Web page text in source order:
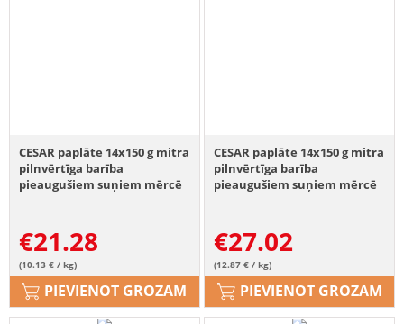
CESAR paplāte 14x150 g mitra
pilnvērtīga barība
pieaugušiem suņiem mērcē
€21.28
(10.13 € / kg)
PIEVIENOT GROZAM
CESAR paplāte 14x150 g mitra
pilnvērtīga barība
pieaugušiem suņiem mērcē
€27.02
(12.87 € / kg)
PIEVIENOT GROZAM